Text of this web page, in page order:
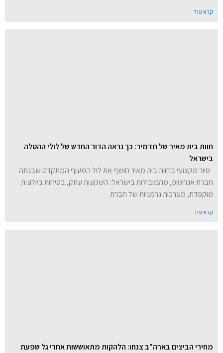
קרא עוד
חוות בית מאיר של תדמיר: כך נראה הדור החדש של לולי ההטלה
בישראל
סיור מקצועי בחוות בית מאיר חושף את לול המעוף המתקדם שבנתה
חברת אגרוטופ, מהמובילות בישראל: השקעות עתק, בטיחות ביולוגית
מוקפדת, מערכות גרמניות של חברת
קרא עוד
מחירי הביצים בארה"ב צנחו: הלהקות מתאוששות אחרי גל שפעת